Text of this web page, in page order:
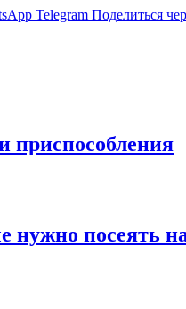
Telegram Поделиться
приспособления
нужно посеять